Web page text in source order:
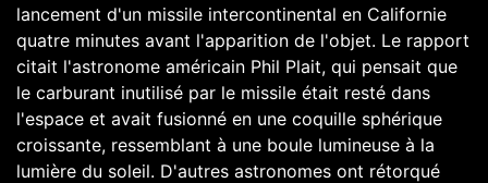
lancement d'un missile intercontinental en Californie
quatre minutes avant l'apparition de l'objet. Le rapport
citait l'astronome américain Phil Plait, qui pensait que
le carburant inutilisé par le missile était resté dans
l'espace et avait fusionné en une coquille sphérique
croissante, ressemblant à une boule lumineuse à la
lumière du soleil. D'autres astronomes ont rétorqué